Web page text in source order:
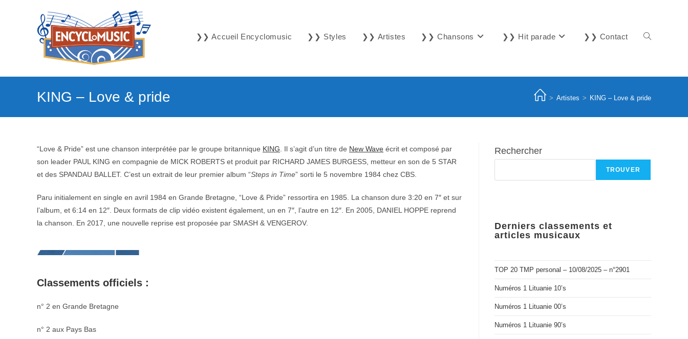
❯❯ Accueil Encyclomusic ❯❯ Styles ❯❯ Artistes ❯❯ Chansons ❯❯ Hit parade ❯❯ Contact Toggle
KING – Love & pride > Artistes > KING – Love & pride
“Love & Pride” est une chanson interprétée par le groupe britannique KING . Il s’agit d’un titre de New Wave écrit et composé par
son leader PAUL KING en compagnie de MICK ROBERTS et produit par RICHARD JAMES BURGESS, metteur en son de 5 STAR
et des SPANDAU BALLET. C’est un extrait de leur premier album “Steps in Time” sorti le 5 novembre 1984 chez CBS.
Paru initialement en single en avril 1984 en Grande Bretagne, “Love & Pride” ressortira en 1985. La chanson dure 3:20 en 7″ et sur
l’album, et 6:14 en 12″. Deux formats de clip vidéo existent également, un en 7″, l’autre en 12″. En 2005, DANIEL HOPPE reprend
la chanson. En 2017, une nouvelle reprise est proposée par SMASH & VENGEROV.
Classements officiels :
n° 2 en Grande Bretagne
n° 2 aux Pays Bas
Rechercher
TROUVER
Derniers classements et
articles musicaux
TOP 20 TMP personal – 10/08/2025 – n°2901
Numéros 1 Lituanie 10’s
Numéros 1 Lituanie 00’s
Numéros 1 Lituanie 90’s